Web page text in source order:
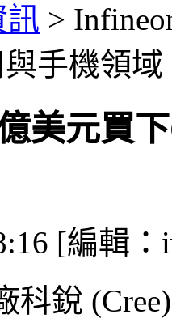
訊 >
手機領域
美元買
[編輯：
科銳